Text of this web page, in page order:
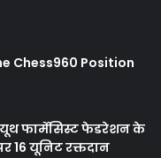
Chess960 Position
फार्मेसिस्ट फेडरेशन के
16 यूनिट रक्तदान